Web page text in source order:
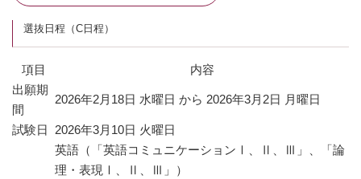
選抜日程（C日程）
項目
内容
出願期
間
2026年2月18日 水曜日 から 2026年3月2日 月曜日
試験日 2026年3月10日 火曜日
英語（「英語コミュニケーションⅠ、Ⅱ、Ⅲ」、「論
理・表現Ⅰ、Ⅱ、Ⅲ」）